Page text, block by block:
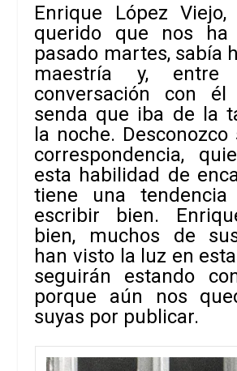
Enrique López Viejo,
querido que nos ha
pasado martes, sabía
maestría y,
conversación con él
senda que iba de la
la noche.
correspondencia,
esta habilidad de
tiene una
escribir bien.
bien, muchos de
han visto la luz en
seguirán estando
porque aún nos
suyas por publicar.